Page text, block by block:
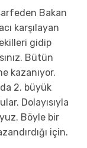
Bakan
karşılayan
gidip
Bütün
kazanıyor.
2. büyük
Dolayısıyla
Böyle bir
için.